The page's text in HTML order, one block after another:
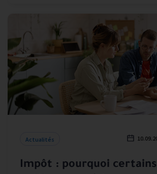
Actualités
Impôt : pourquoi